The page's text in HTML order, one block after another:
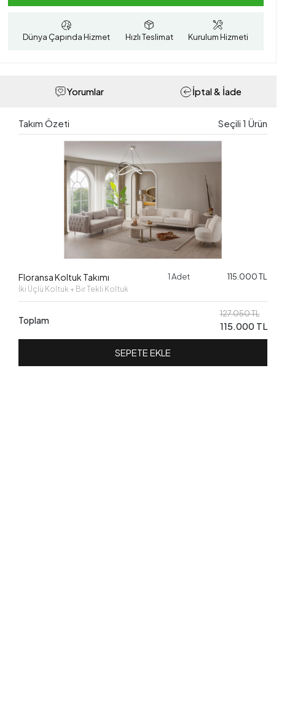
Dünya Çapında Hizmet Hızlı Teslimat Kurulum Hizmeti
Yorumlar İptal & İade
Takım Özeti Seçili 1 Ürün
Floransa Koltuk Takımı
İki Üçlü Koltuk + Bir Tekli Koltuk
1 Adet 115.000 TL
Toplam
127.050 TL
115.000 TL
SEPETE EKLE